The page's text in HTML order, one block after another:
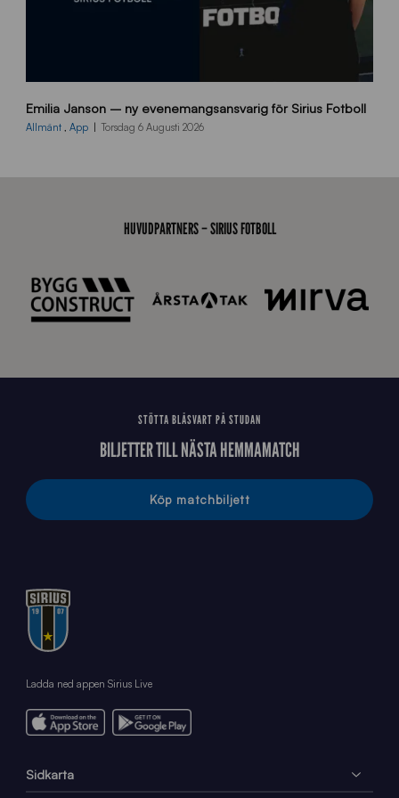
0
0
Emilia Janson – ny evenemangsansvarig för Sirius Fotboll
Allmänt , App Torsdag 6 Augusti 2026
HUVUDPARTNERS – SIRIUS FOTBOLL
STÖTTA BLÅSVART PÅ STUDAN
BILJETTER TILL NÄSTA HEMMAMATCH
Köp matchbiljett
Ladda ned appen Sirius Live
Sidkarta